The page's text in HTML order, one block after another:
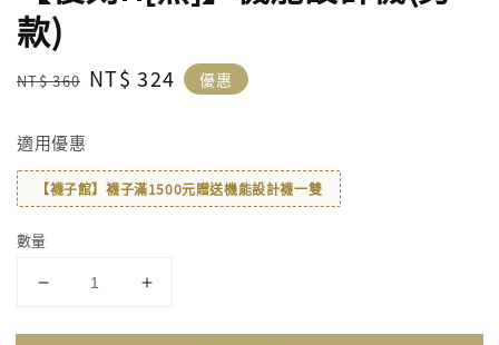
款)
Regular
NT$ 360 Sale
NT$ 324 優惠
適用優惠
【襪子館】襪子滿1500元贈送機能設計襪一雙
數量